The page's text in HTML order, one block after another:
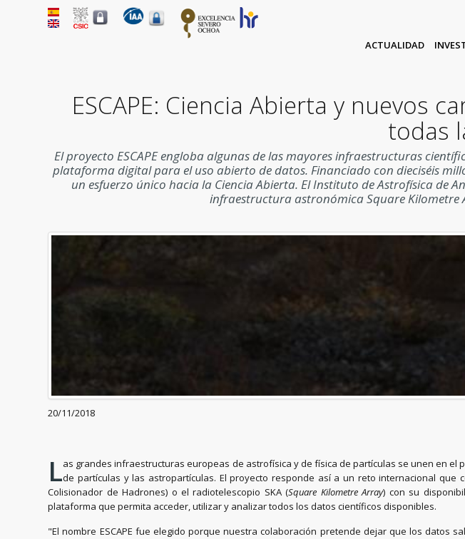
ACTUALIDAD
ESCAPE: Ciencia Abierta y nuevos
todas
El proyecto ESCAPE engloba algunas de las mayores infraestructuras
plataforma digital para el uso abierto de datos. Financiado con dieciséis
un esfuerzo único hacia la Ciencia Abierta. El Instituto de Astrofísica de
infraestructura astronómica Square Kilometre
20/11/2018
Las grandes infraestructuras europeas de astrofísica y de física de partículas se unen en el
de partículas y las astropartículas. El proyecto responde así a un reto internacional
Colisionador de Hadrones) o el radiotelescopio SKA (Square Kilometre Array) con su
plataforma que permita acceder, utilizar y analizar todos los datos científicos disponibles.
"El nombre ESCAPE fue elegido porque nuestra colaboración pretende dejar que los